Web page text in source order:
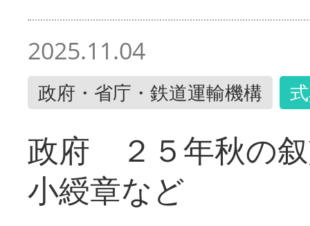
2025.11.04
政府・省庁・鉄道運輸機構
政府 ２５年秋の
小綬章など